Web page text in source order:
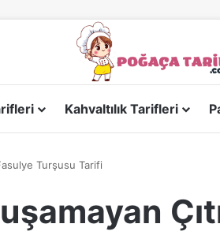
Kahvaltılık Tarifleri
Turşusu Tarifi